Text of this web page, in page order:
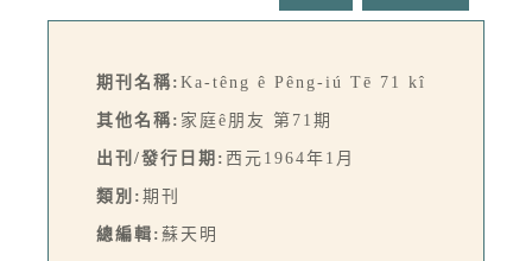
期刊名稱: Ka-têng ê Pêng-iú Tē 71 kî
其他名稱: 家庭ê朋友 第71期
出刊/發行日期: 西元1964年1月
類別: 期刊
總編輯: 蘇天明